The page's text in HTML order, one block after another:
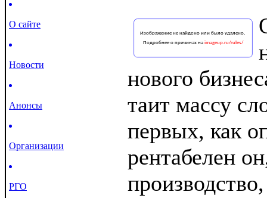
О сайте
Новости
Анонсы
Организации
РГО
нового
таит массу
первых, как
рентабелен